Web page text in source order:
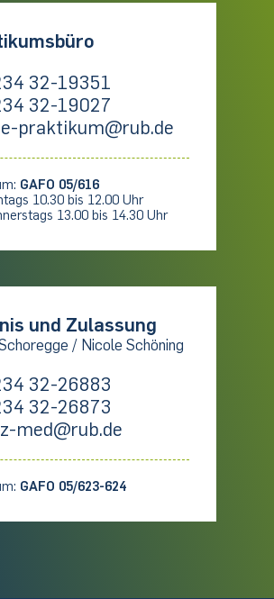
32-19351
32-19027
praktikum@rub.de
GAFO 05/616
10.30 bis 12.00 Uhr
13.00 bis 14.30 Uhr
und Zulassung
/ Nicole Schöning
32-26883
32-26873
med@rub.de
GAFO 05/623-624